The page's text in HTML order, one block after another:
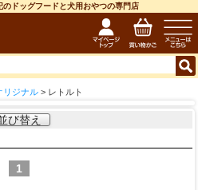
のドッグフードと犬用おやつの専門店
リジナル > レトルト
び替え
1